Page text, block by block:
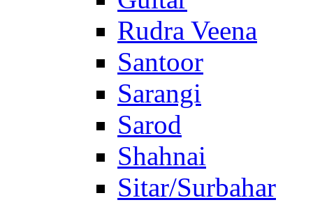
Rudra Veena
Santoor
Sarangi
Sarod
Shahnai
Sitar/Surbahar